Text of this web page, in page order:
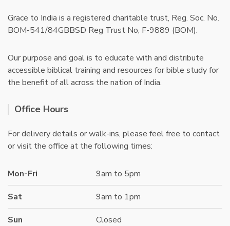
Grace to India is a registered charitable trust, Reg. Soc. No.
BOM-541/84GBBSD Reg Trust No, F-9889 (BOM).
Our purpose and goal is to educate with and distribute
accessible biblical training and resources for bible study for
the benefit of all across the nation of India.
Office Hours
For delivery details or walk-ins, please feel free to contact
or visit the office at the following times:
Mon-Fri 9am to 5pm
Sat 9am to 1pm
Sun Closed